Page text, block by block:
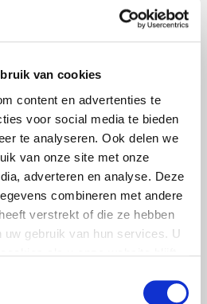
van cookies
content en advertenties te
voor social media te bieden
te analyseren. Ook delen we
van onze site met onze
adverteren en analyse. Deze
combineren met andere
verstrekt of die ze hebben
gebruik van hun services. U
Voor sommigen kan het
anderen niet luid genoeg. Wij
verstrekken wij kosteloos
jou is.
budget bieden we een
je hier gebruik van maken?
met onze festivalleiding voor